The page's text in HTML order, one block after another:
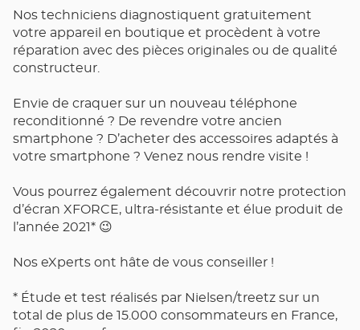
Nos techniciens diagnostiquent gratuitement
votre appareil en boutique et procèdent à votre
réparation avec des pièces originales ou de qualité
constructeur.
Envie de craquer sur un nouveau téléphone
reconditionné ? De revendre votre ancien
smartphone ? D’acheter des accessoires adaptés à
votre smartphone ? Venez nous rendre visite !
Vous pourrez également découvrir notre protection
d’écran XFORCE, ultra-résistante et élue produit de
l’année 2021* 😉
Nos eXperts ont hâte de vous conseiller !
* Étude et test réalisés par Nielsen/treetz sur un
total de plus de 15.000 consommateurs en France,